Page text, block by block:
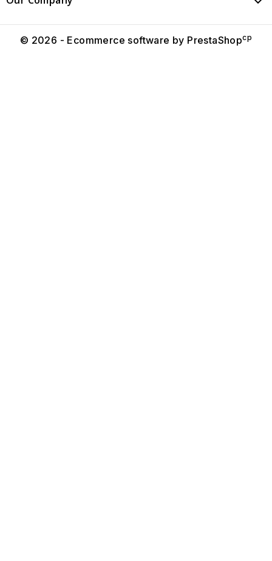
© 2026 - Ecommerce software by PrestaShopcp